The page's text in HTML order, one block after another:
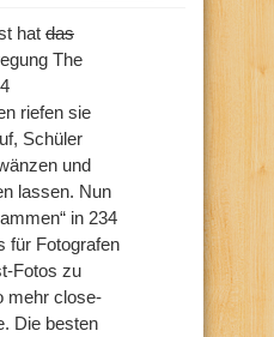
hat das
The
riefen sie
Schüler
und
lassen. Nun
in 234
für Fotografen
Fotos zu
mehr close-
Die besten